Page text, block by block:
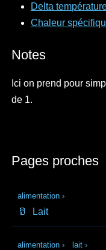
Delta
Chaleur
Notes
Ici on prend pour
de 1.
Pages proches
alimentation ›
🥛 Lait
alimentation › lait ›